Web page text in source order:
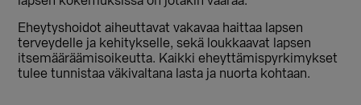
Eheytyshoidot aiheuttavat vakavaa haittaa lapsen
terveydelle ja kehitykselle, sekä loukkaavat lapsen
itsemääräämisoikeutta. Kaikki eheyttämispyrkimykset
tulee tunnistaa väkivaltana lasta ja nuorta kohtaan.